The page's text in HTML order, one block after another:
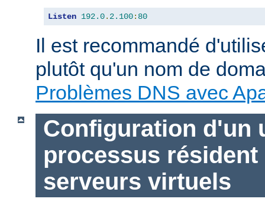
Listen 192.0. 2.100: 80
Il est recommandé
plutôt qu'un nom de
Problèmes DNS avec
Configuration d'un
processus résident
serveurs virtuels